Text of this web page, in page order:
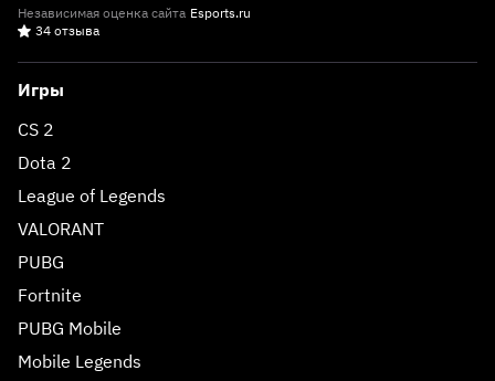
Независимая оценка сайта Esports.ru
34 отзыва
Игры
CS 2
Dota 2
League of Legends
VALORANT
PUBG
Fortnite
PUBG Mobile
Mobile Legends